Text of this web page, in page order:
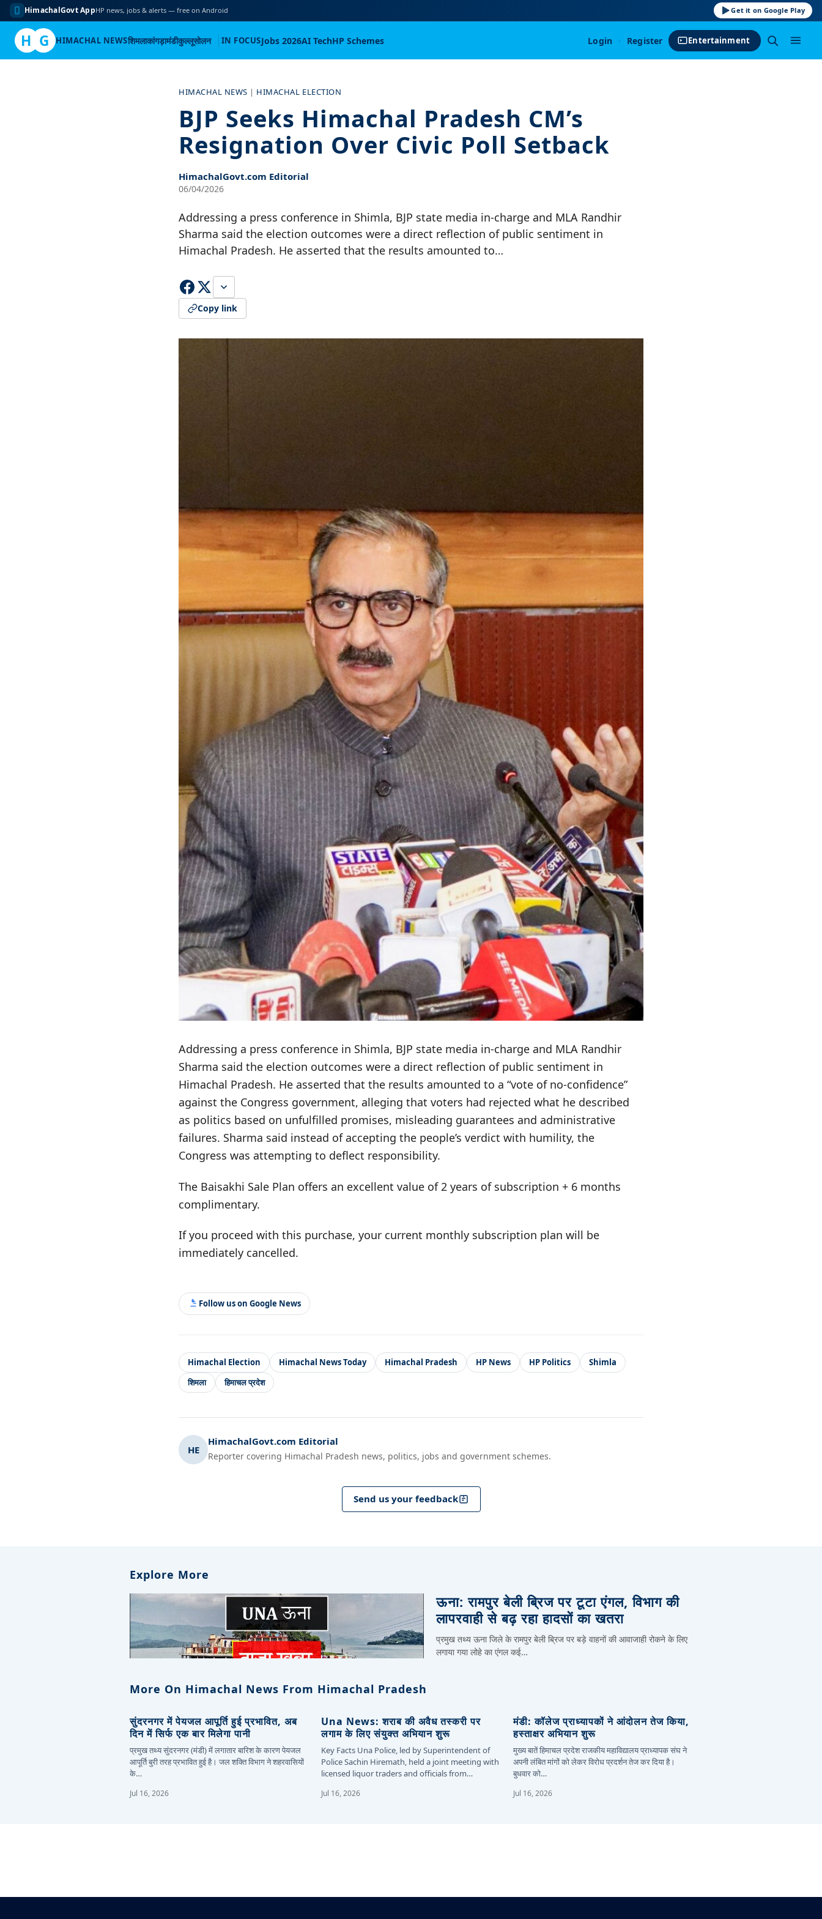
HimachalGovt AppHP news, jobs & alerts — free on Android Get it on Google Play
H G HIMACHAL NEWSशिमलाकांगड़ामंडीकुल्लूसोलन IN FOCUSJobs 2026AI TechHP Schemes Login · Register Entertainment
HIMACHAL NEWS | HIMACHAL ELECTION
BJP Seeks Himachal Pradesh CM’s
Resignation Over Civic Poll Setback
HimachalGovt.com Editorial
06/04/2026
Addressing a press conference in Shimla, BJP state media in-charge and MLA Randhir
Sharma said the election outcomes were a direct reflection of public sentiment in
Himachal Pradesh. He asserted that the results amounted to…
Copy link
Addressing a press conference in Shimla, BJP state media in-charge and MLA Randhir
Sharma said the election outcomes were a direct reflection of public sentiment in
Himachal Pradesh. He asserted that the results amounted to a “vote of no-confidence”
against the Congress government, alleging that voters had rejected what he described
as politics based on unfulfilled promises, misleading guarantees and administrative
failures. Sharma said instead of accepting the people’s verdict with humility, the
Congress was attempting to deflect responsibility.
The Baisakhi Sale Plan offers an excellent value of 2 years of subscription + 6 months
complimentary.
If you proceed with this purchase, your current monthly subscription plan will be
immediately cancelled.
Follow us on Google News
Himachal Election Himachal News Today Himachal Pradesh HP News HP Politics
Shimla
शिमला
हिमाचल प्रदेश
HE
HimachalGovt.com Editorial
Reporter covering Himachal Pradesh news, politics, jobs and government schemes.
Send us your feedback
Explore More
ऊना: रामपुर बेली ब्रिज पर टूटा एंगल, विभाग की
लापरवाही से बढ़ रहा हादसों का खतरा
प्रमुख तथ्य ऊना जिले के रामपुर बेली ब्रिज पर बड़े वाहनों की आवाजाही रोकने के लिए
लगाया गया लोहे का एंगल कई…
More On Himachal News From Himachal Pradesh
सुंदरनगर में पेयजल आपूर्ति हुई प्रभावित, अब
दिन में सिर्फ एक बार मिलेगा पानी
प्रमुख तथ्य सुंदरनगर (मंडी) में लगातार बारिश के कारण पेयजल
आपूर्ति बुरी तरह प्रभावित हुई है। जल शक्ति विभाग ने शहरवासियों
के…
Jul 16, 2026
Una News: शराब की अवैध तस्करी पर
लगाम के लिए संयुक्त अभियान शुरू
Key Facts Una Police, led by Superintendent of
Police Sachin Hiremath, held a joint meeting with
licensed liquor traders and officials from…
Jul 16, 2026
मंडी: कॉलेज प्राध्यापकों ने आंदोलन तेज किया,
हस्ताक्षर अभियान शुरू
मुख्य बातें हिमाचल प्रदेश राजकीय महाविद्यालय प्राध्यापक संघ ने
अपनी लंबित मांगों को लेकर विरोध प्रदर्शन तेज कर दिया है।
बुधवार को…
Jul 16, 2026